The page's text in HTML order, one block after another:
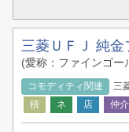
三菱ＵＦＪ 純金
(愛称：ファインゴー
コモディティ関連 三